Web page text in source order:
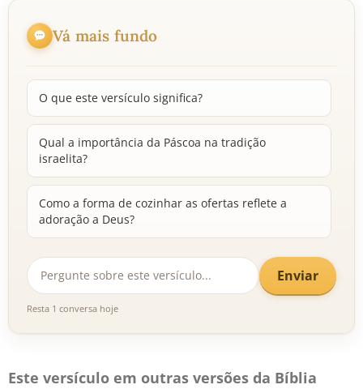
Vá mais fundo
O que este versículo significa?
Qual a importância da Páscoa na tradição
israelita?
Como a forma de cozinhar as ofertas reflete a
adoração a Deus?
Enviar
Resta 1 conversa hoje
Este versículo em outras versões da Bíblia